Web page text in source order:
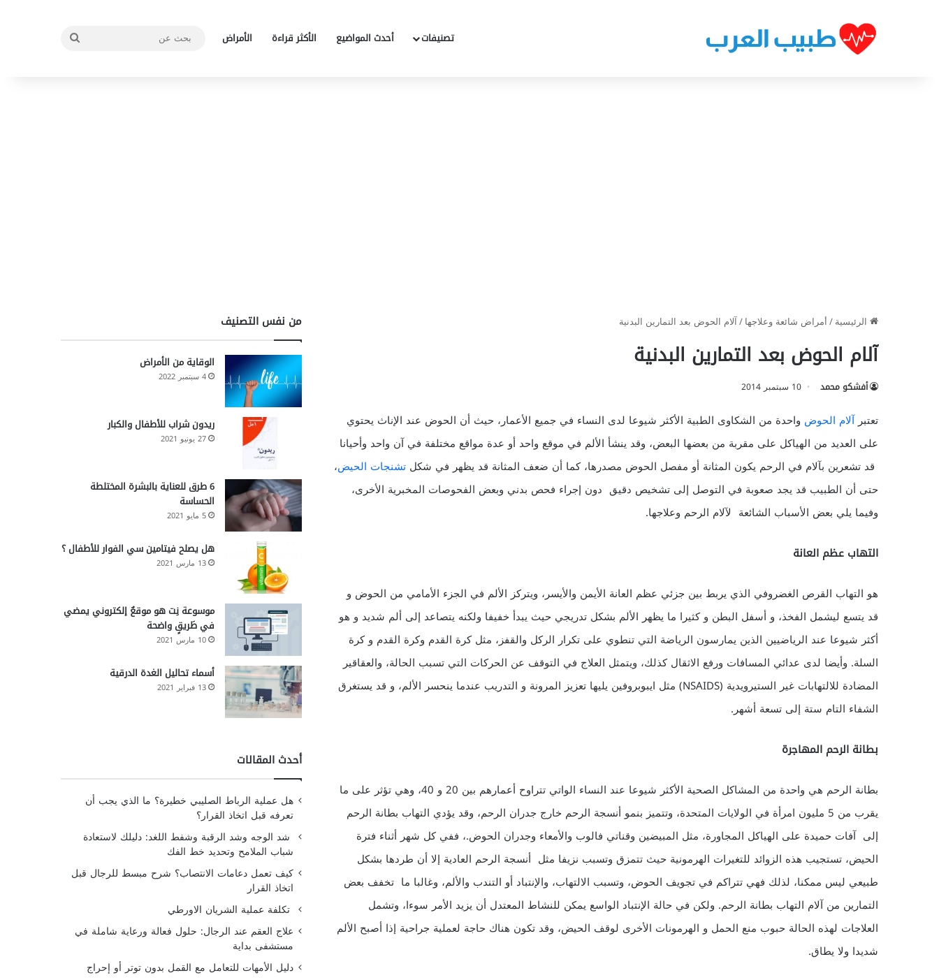
تصنيفات أحدث المواضيع الأكثر قراءة الأمراض
بحث
الرئيسية/أمراض شائعة وعلاجها/آلام الحوض بعد التمارين البدنية
آلام الحوض بعد التمارين البدنية
أفشكو محمد 10 سبتمبر 2014
تعتبرآلام الحوض واحدة من الشكاوى الطبية الأكثر شيوعا لدى النساء في جميع الأعمار، حيث أن الحوض عند الإناث يحتوي
على العديد من الهياكل على مقربة من بعضها البعض، وقد ينشأ الألم في موقع واحد أو عدة مواقع مختلفة في آن واحد وأحيانا
قد تشعرين بآلام في الرحم يكون المثانة أو مفصل الحوض مصدرها، كما أن ضعف المثانة قد يظهر في شكل تشنجات الحيض،
حتى أن الطبيب قد يجد صعوبة في التوصل إلى تشخيص دقيق دون إجراء فحص بدني وبعض الفحوصات المخبرية الأخرى،
وفيما يلي بعض الأسباب الشائعة لآلام الرحم وعلاجها.
التهاب عظم العانة
هو التهاب القرص الغضروفي الذي يربط بين جزئي عظم العانة الأيمن والأيسر، ويتركز الألم في الجزء الأمامي من الحوض و
قد يتسع ليشمل الفخذ، و أسفل البطن و كثيرا ما يظهر الألم بشكل تدريجي حيث يبدأ خفيفا ولكنه يتصاعد إلى ألم شديد و هو
أكثر شيوعا عند الرياضيين الذين يمارسون الرياضة التي تنطوي على تكرار الركل والقفز، مثل كرة القدم وكرة القدم و كرة
السلة. وأيضا لدى عدائي المسافات ورفع الاثقال كذلك، ويتمثل العلاج في التوقف عن الحركات التي تسبب الحالة، والعقاقير
المضادة للالتهابات غير الستيرويدية (NSAIDS) مثل ايبوبروفين يليها تعزيز المرونة و التدريب عندما ينحسر الألم، و قد يستغرق
الشفاء التام ستة إلى تسعة أشهر.
بطانة الرحم المهاجرة
بطانة الرحم هي واحدة من المشاكل الصحية الأكثر شيوعا عند النساء الواتي تتراوح أعمارهم بين 20 و 40، وهي تؤثر على ما
يقرب من 5 مليون امرأة في الولايات المتحدة، وتتميز بنمو أنسجة الرحم خارج جدران الرحم، وقد يؤدي التهاب بطانة الرحم
إلى آفات حميدة على الهياكل المجاورة، مثل المبيضين وقناتي فالوب والأمعاء وجدران الحوض.، ففي كل شهر أثناء فترة
الحيض، تستجيب هذه الزوائد للتغيرات الهرمونية حيث تتمزق وتسبب نزيفا مثل أنسجة الرحم العادية إلا أن طردها بشكل
طبيعي ليس ممكنا، لذلك فهي تتراكم في تجويف الحوض، وتسبب الالتهاب، والإنتباد أو التندب والألم، وغالبا ما تخفف بعض
التمارين من آلام التهاب بطانة الرحم. ولكن في حالة الإنتباد الواسع يمكن للنشاط المعتدل أن يزيد الأمر سوءا، وتشمل
العلاجات لهذه الحالة حبوب منع الحمل و الهرمونات الأخرى لوقف الحيض، وقد تكون هناك حاجة لعملية جراحية إذا أصبح الألم
شديدا ولا يطاق.
من نفس التصنيف
الوقاية من الأمراض
4 سبتمبر 2022
ريدون شراب للأطفال والكبار
27 يونيو 2021
6 طرق للعناية بالبشرة المختلطة
الحساسة
5 مايو 2021
هل يصلح فيتامين سي الفوار للأطفال ؟
13 مارس 2021
موسوعة نِت هو موقعٌ إلكتروني يمضي
في طَريقٍ واضحة
10 مارس 2021
أسماء تحاليل الغدة الدرقية
13 فبراير 2021
أحدث المقالات
هل عملية الرباط الصليبي خطيرة؟ ما الذي يجب أن
تعرفه قبل اتخاذ القرار؟
شد الوجه وشد الرقبة وشفط اللغد: دليلك لاستعادة
شباب الملامح وتحديد خط الفك
كيف تعمل دعامات الانتصاب؟ شرح مبسط للرجال قبل
اتخاذ القرار
تكلفة عملية الشريان الاورطي
علاج العقم عند الرجال: حلول فعالة ورعاية شاملة في
مستشفى بداية
دليل الأمهات للتعامل مع القمل بدون توتر أو إحراج